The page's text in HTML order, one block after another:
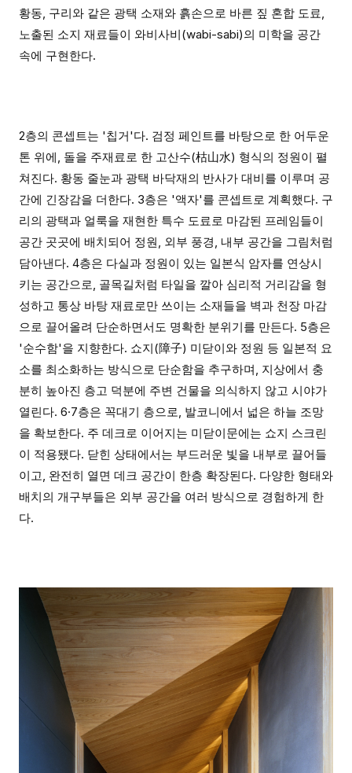
황동, 구리와 같은 광택 소재와 흙손으로 바른 짚 혼합 도료,
노출된 소지 재료들이 와비사비(wabi-sabi)의 미학을 공간
속에 구현한다.
2층의 콘셉트는 '칩거'다. 검정 페인트를 바탕으로 한 어두운
톤 위에, 돌을 주재료로 한 고산수(枯山水) 형식의 정원이 펼
쳐진다. 황동 줄눈과 광택 바닥재의 반사가 대비를 이루며 공
간에 긴장감을 더한다. 3층은 '액자'를 콘셉트로 계획했다. 구
리의 광택과 얼룩을 재현한 특수 도료로 마감된 프레임들이
공간 곳곳에 배치되어 정원, 외부 풍경, 내부 공간을 그림처럼
담아낸다. 4층은 다실과 정원이 있는 일본식 암자를 연상시
키는 공간으로, 골목길처럼 타일을 깔아 심리적 거리감을 형
성하고 통상 바탕 재료로만 쓰이는 소재들을 벽과 천장 마감
으로 끌어올려 단순하면서도 명확한 분위기를 만든다. 5층은
'순수함'을 지향한다. 쇼지(障子) 미닫이와 정원 등 일본적 요
소를 최소화하는 방식으로 단순함을 추구하며, 지상에서 충
분히 높아진 층고 덕분에 주변 건물을 의식하지 않고 시야가
열린다. 6·7층은 꼭대기 층으로, 발코니에서 넓은 하늘 조망
을 확보한다. 주 데크로 이어지는 미닫이문에는 쇼지 스크린
이 적용됐다. 닫힌 상태에서는 부드러운 빛을 내부로 끌어들
이고, 완전히 열면 데크 공간이 한층 확장된다. 다양한 형태와
배치의 개구부들은 외부 공간을 여러 방식으로 경험하게 한
다.